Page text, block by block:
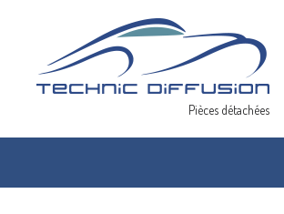
Pièces détachées